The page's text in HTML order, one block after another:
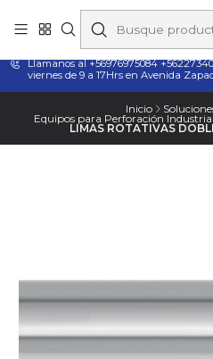
Taladros Magnéticos en Chile
Técnico
Llamanos al +56976975084
viernes de 9 a 17Hrs en Avenida
Inicio
Equipos para Perforación
LIMAS ROTATIVAS